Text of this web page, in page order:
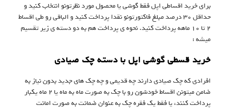
برای خرید اقساطی اپل فقط گوشی یا محصول مورد نظرتونو انتخاب کنید و
حداقل 30 درصد مبلغ فاکتورتونو نقدا پرداخت کنید و الباقی رو طی اقساط
2 تا 10 ماهه پرداخت کنید. نحوه ی پرداخت هم به دو دسته ی زیر تقسیم
میشه :
خرید قسطی گوشی اپل با دسته چک صیادی
افرادی که چک صیادی دارند چه قدیمی و چه چک های جدید بدون نیاز به
ضامن میتونن اقساط خودشون رو با چک به صورت ماه به ماه یا 2 ماه یکبار
پرداخت کنند، یا فقط یک فقره چک به عنوان ضمانت به صورت امانت